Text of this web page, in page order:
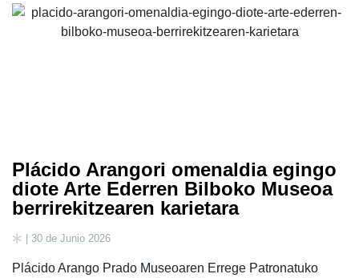
Plácido Arangori omenaldia egingo
diote Arte Ederren Bilboko Museoa
berrirekitzearen karietara
| 30 de Junio 2026
Plácido Arango Prado Museoaren Errege Patronatuko